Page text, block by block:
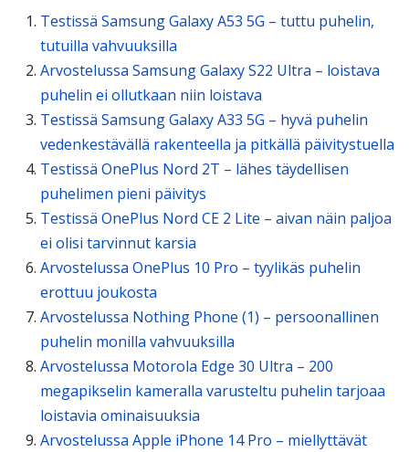
Testissä Samsung Galaxy A53 5G – tuttu puhelin,
tutuilla vahvuuksilla
Arvostelussa Samsung Galaxy S22 Ultra – loistava
puhelin ei ollutkaan niin loistava
Testissä Samsung Galaxy A33 5G – hyvä puhelin
vedenkestävällä rakenteella ja pitkällä päivitystuella
Testissä OnePlus Nord 2T – lähes täydellisen
puhelimen pieni päivitys
Testissä OnePlus Nord CE 2 Lite – aivan näin paljoa
ei olisi tarvinnut karsia
Arvostelussa OnePlus 10 Pro – tyylikäs puhelin
erottuu joukosta
Arvostelussa Nothing Phone (1) – persoonallinen
puhelin monilla vahvuuksilla
Arvostelussa Motorola Edge 30 Ultra – 200
megapikselin kameralla varusteltu puhelin tarjoaa
loistavia ominaisuuksia
Arvostelussa Apple iPhone 14 Pro – miellyttävät